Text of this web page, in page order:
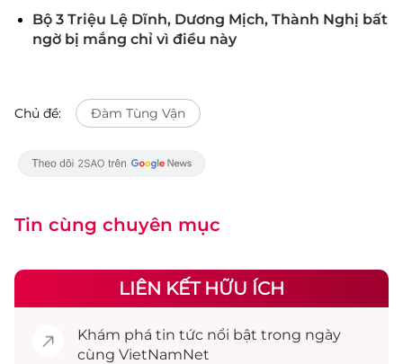
Bộ 3 Triệu Lệ Dĩnh, Dương Mịch, Thành Nghị bất
ngờ bị mắng chỉ vì điều này
Chủ đề: Đàm Tùng Vận
Tin cùng chuyên mục
LIÊN KẾT HỮU ÍCH
Khám phá tin tức nổi bật trong ngày
cùng VietNamNet